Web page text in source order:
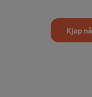
Kjøp nå